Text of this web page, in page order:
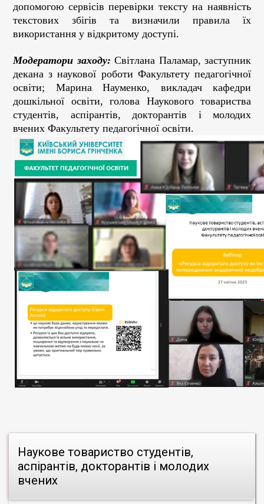
Наукове товариство студентів,
аспірантів, докторантів і молодих
вчених
допомогою сервісів перевірки тексту на наявність
текстових збігів та визначили правила їх
використання у відкритому доступі.
Модератори заходу: Світлана Паламар, заступник
декана з наукової роботи Факультету педагогічної
освіти; Марина Науменко, викладач кафедри
дошкільної освіти, голова Наукового товариства
студентів, аспірантів, докторантів і молодих
вчених Факультету педагогічної освіти.